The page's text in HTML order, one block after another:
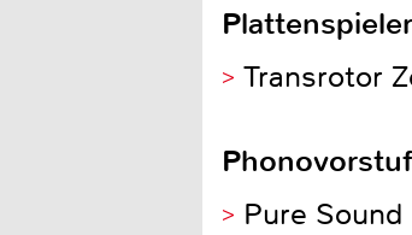
Transrotor
Pure